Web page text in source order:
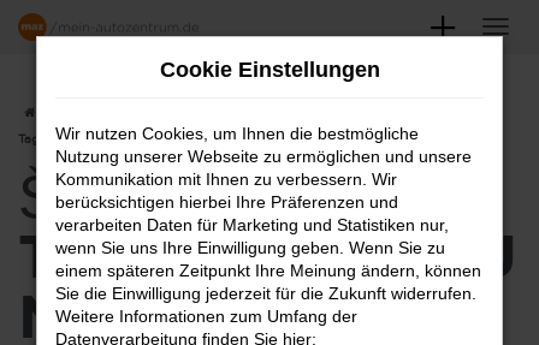
Zum
Tageszulassung kaufen
ŠKODA KAMIQ
TAGESZULASSU
NG KAUFEN
Cookie Einstellungen
Wir nutzen Cookies, um Ihnen die bestmögliche
Nutzung unserer Webseite zu ermöglichen und unsere
Kommunikation mit Ihnen zu verbessern. Wir
berücksichtigen hierbei Ihre Präferenzen und
verarbeiten Daten für Marketing und Statistiken nur,
wenn Sie uns Ihre Einwilligung geben. Wenn Sie zu
einem späteren Zeitpunkt Ihre Meinung ändern, können
Sie die Einwilligung jederzeit für die Zukunft widerrufen.
Weitere Informationen zum Umfang der
Datenverarbeitung finden Sie hier: